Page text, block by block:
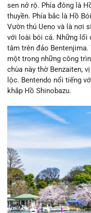
sen nở rộ. Phía đông là
thuyền. Phía bắc là Hồ
Vườn thú Ueno và là nơi
với loài bói cá. Những lối
tâm trên đảo Bentenjima.
một trong những công
chùa này thờ Benzaiten,
lộc. Bentendo nổi tiếng
khắp Hồ Shinobazu.